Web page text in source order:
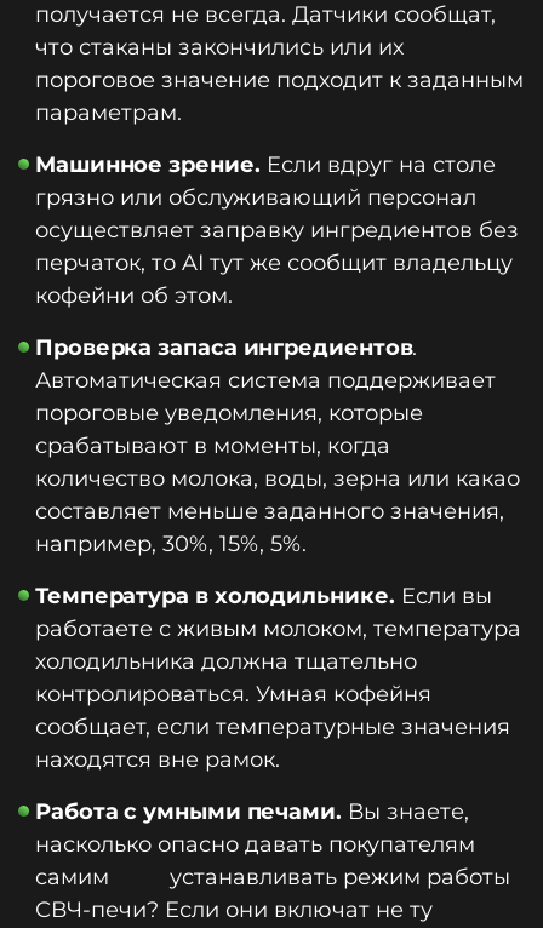
получается не всегда. Датчики сообщат,
что стаканы закончились или их
пороговое значение подходит к заданным
параметрам.
Машинное зрение. Если вдруг на столе
грязно или обслуживающий персонал
осуществляет заправку ингредиентов без
перчаток, то AI тут же сообщит владельцу
кофейни об этом.
Проверка запаса ингредиентов.
Автоматическая система поддерживает
пороговые уведомления, которые
срабатывают в моменты, когда
количество молока, воды, зерна или какао
составляет меньше заданного значения,
например, 30%, 15%, 5%.
Температура в холодильнике. Если вы
работаете с живым молоком, температура
холодильника должна тщательно
контролироваться. Умная кофейня
сообщает, если температурные значения
находятся вне рамок.
Работа с умными печами. Вы знаете,
насколько опасно давать покупателям
самим устанавливать режим работы
СВЧ-печи? Если они включат не ту